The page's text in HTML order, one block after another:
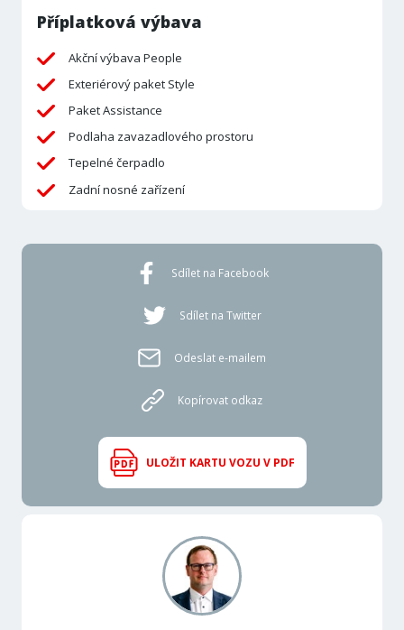
Příplatková výbava
Akční výbava People
Exteriérový paket Style
Paket Assistance
Podlaha zavazadlového prostoru
Tepelné čerpadlo
Zadní nosné zařízení
Sdílet na Facebook
Sdílet na Twitter
Odeslat e-mailem
Kopírovat odkaz
ULOŽIT KARTU VOZU V PDF